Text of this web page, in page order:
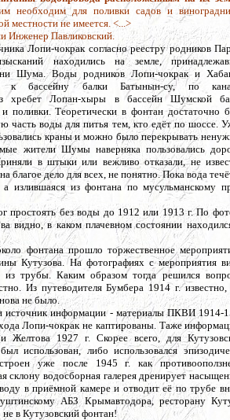
необходим для поливки садов и
местности не имеется. <...>
Инженер Павликовский.
Лопи-чокрак согласно реестру родников
находились на земле,
Шума. Воды родников Лопи-чокрак и
к бассейну балки Батынын-су, по
хребет Лопан-хыры в бассейн Шумской
и поливки. Теоретически в фонтан достаточно
часть воды для питья тем, кто едёт по шоссе.
краны и можно было перекрывать
жители Шумы наверняка пользовались
в штыки или вежливо отказали, не
благое дело для всех, не понятно. Пока вода
а излившаяся из фонтана по мусульманскому
простоять без воды до 1912 или 1913 г. По
видно, в каком плачевном состоянии
фонтана прошло торжественное
Кутузова. На фотографиях с мероприятия
трубы. Каким образом тогда решился
Из путеводителя Бумбера 1914 г.
не было.
информации - материалы ПКВИ 1914-
Лопи-чокрак не каптированы. Таже
и Желтова 1927 г. Скорее всего, для
использован, либо использовался
уже после 1945 г. как
склону водосборная галерея дренирует
в приёмной камере и отводит её по трубе
АБЗ Крымавтодора, ресторану
в Кутузовский фонтан!